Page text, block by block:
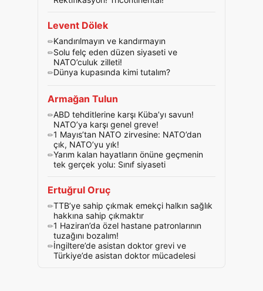
Levent Dölek
Kandırılmayın ve kandırmayın
Solu felç eden düzen siyaseti ve
NATO’culuk zilleti!
Dünya kupasında kimi tutalım?
Armağan Tulun
ABD tehditlerine karşı Küba’yı savun!
NATO’ya karşı genel greve!
1 Mayıs’tan NATO zirvesine: NATO’dan
çık, NATO’yu yık!
Yarım kalan hayatların önüne geçmenin
tek gerçek yolu: Sınıf siyaseti
Ertuğrul Oruç
TTB’ye sahip çıkmak emekçi halkın sağlık
hakkına sahip çıkmaktır
1 Haziran’da özel hastane patronlarının
tuzağını bozalım!
İngiltere’de asistan doktor grevi ve
Türkiye’de asistan doktor mücadelesi